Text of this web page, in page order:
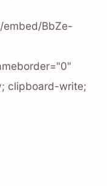
BbZe-
clipboard-write;